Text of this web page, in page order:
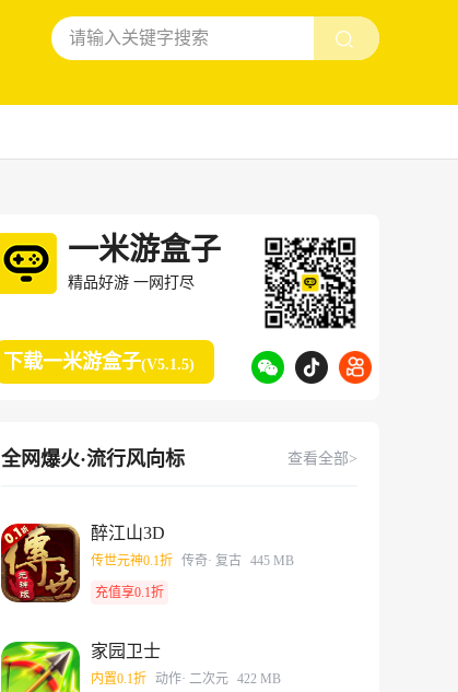
一米游盒子
精品好游 一网打尽
下载一米游盒子(V5.1.5)
全网爆火·流行风向标 查看全部>
醉江山3D
传世元神0.1折 传奇· 复古 445 MB
充值享0.1折
家园卫士
内置0.1折 动作· 二次元 422 MB